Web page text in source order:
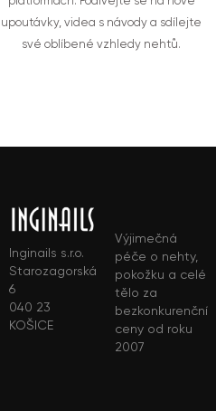
upoutávky, videa s návody a sdílejte
své oblíbené vzhledy nehtů.
Inginails s.r.o.
Starozagorská
6
040 23
KOŠICE
Výjimečná
péče o nehty,
pokožku a celé
tělo za
bezkonkurenční
ceny od roku
2007